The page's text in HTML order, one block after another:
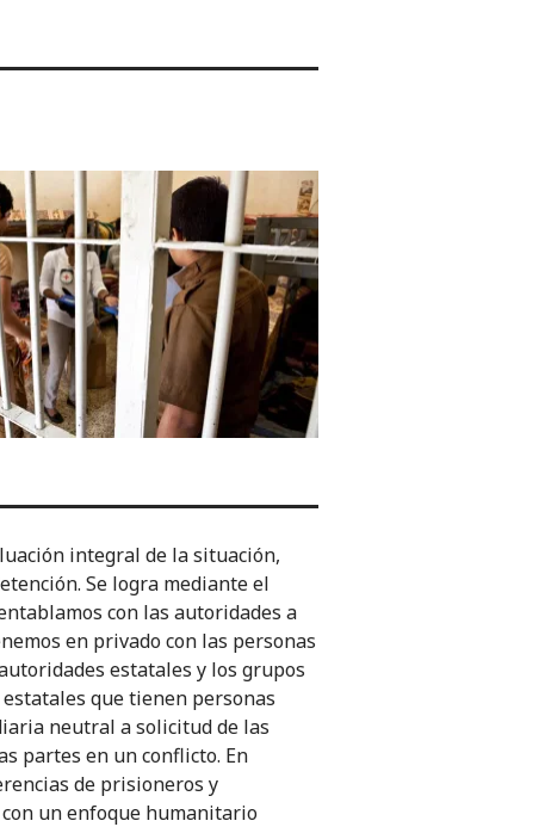
integral de la situación,
Se logra mediante el
con las autoridades a
en privado con las personas
estatales y los grupos
que tienen personas
neutral a solicitud de las
partes en un conflicto. En
de prisioneros y
un enfoque humanitario